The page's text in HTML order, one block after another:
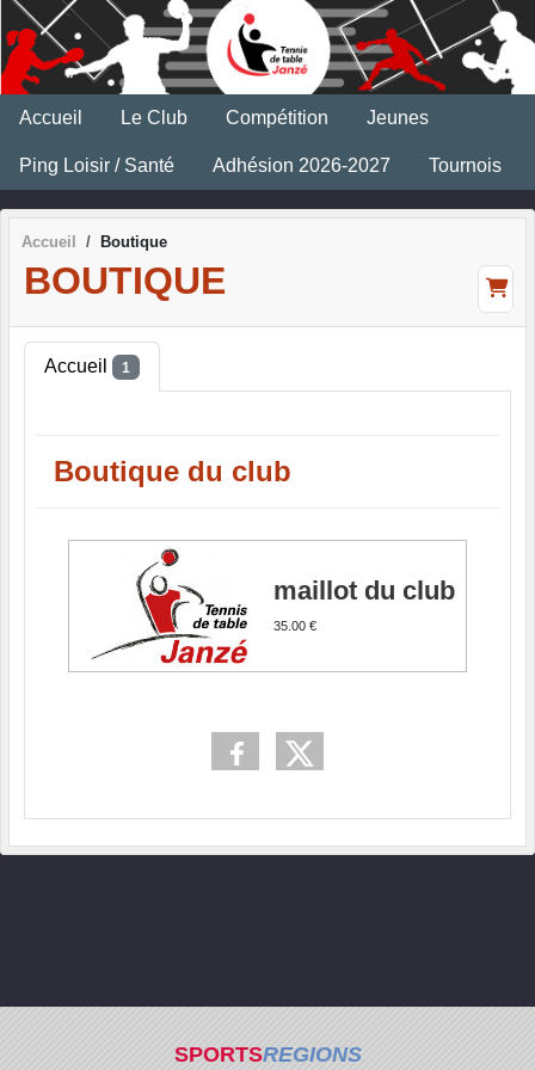
Accueil Le Club Compétition Jeunes
Ping Loisir / Santé Adhésion 2026-2027 Tournois
Accueil Boutique
BOUTIQUE
Accueil 1
Boutique du club
maillot du club
35.00 €
SPORTSREGIONS
Panneau de gestion des cookies